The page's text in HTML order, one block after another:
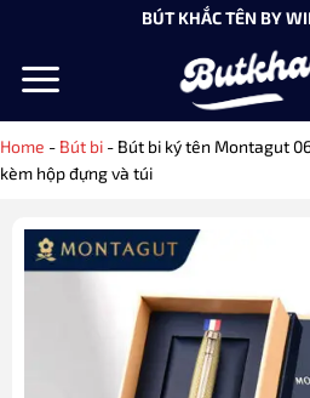
nội
BÚT KHẮC TÊN BY
Home - Bút bi - Bút bi ký tên Montagut
kèm hộp đựng và túi